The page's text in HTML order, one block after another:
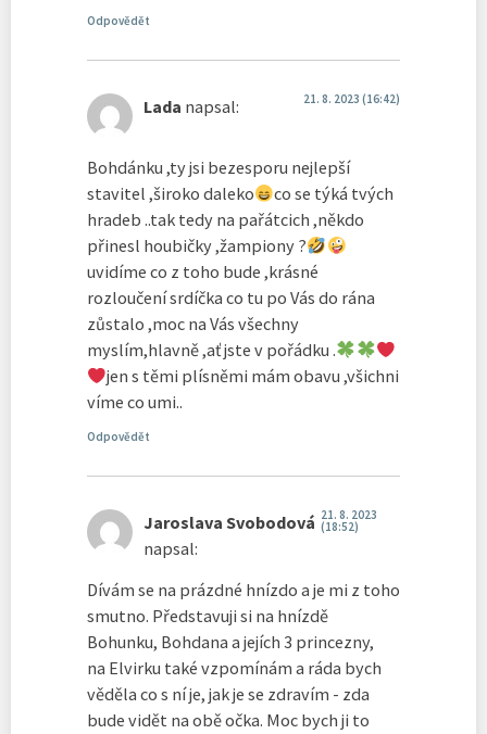
Odpovědět
Lada napsal: 21. 8. 2023 (16:42)
Bohdánku ,ty jsi bezesporu nejlepší
stavitel ,široko daleko
co se týká tvých
hradeb ..tak tedy na pařátcich ,někdo
přinesl houbičky ,žampiony ?
uvidíme co z toho bude ,krásné
rozloučení srdíčka co tu po Vás do rána
zůstalo ,moc na Vás všechny
myslím,hlavně ,ať jste v pořádku .
jen s těmi plísněmi mám obavu ,všichni
víme co umi..
Odpovědět
Jaroslava Svobodová
napsal:
21. 8. 2023
(18:52)
Dívám se na prázdné hnízdo a je mi z toho
smutno. Představuji si na hnízdě
Bohunku, Bohdana a jejích 3 princezny,
na Elvirku také vzpomínám a ráda bych
věděla co s ní je, jak je se zdravím - zda
bude vidět na obě očka. Moc bych ji to